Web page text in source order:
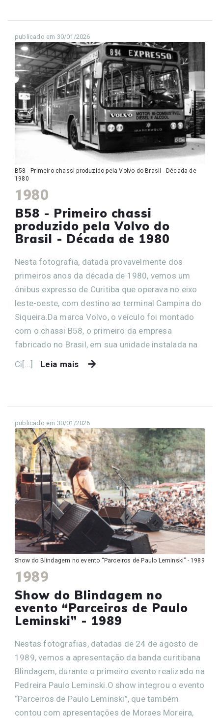
publicado em 30/01/2026
B58 - Primeiro chassi produzido pela Volvo do Brasil - Década de
1980
1980
B58 - Primeiro chassi
produzido pela Volvo do
Brasil - Década de 1980
Nesta fotografia, datada provavelmente dos
primeiros anos da década de 1980, vemos um
ônibus expresso de Curitiba que operava no eixo
leste-oeste, com destino ao terminal Campina do
Siqueira.Da marca Volvo, o veículo foi montado
com o chassi B58, o primeiro da empresa
fabricado no Brasil, em sua unidade instalada na
Ci[...]
Leia mais
publicado em 30/01/2026
Show do Blindagem no evento “Parceiros de Paulo Leminski” - 1989
1989
Show do Blindagem no
evento “Parceiros de Paulo
Leminski” - 1989
Nestas fotografias, datadas de 24 de agosto de
1989, vemos a apresentação da banda curitibana
Blindagem, durante o primeiro evento realizado na
Pedreira Paulo Leminski.O show integrou o evento
“Parceiros de Paulo Leminski”, que também
contou com apresentações de Moraes Moreira,